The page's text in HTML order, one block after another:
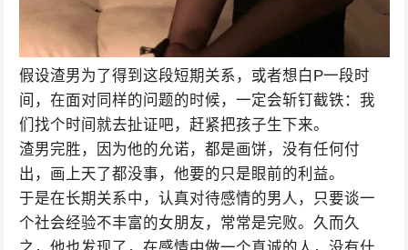
假设渣男为了得到这段短期关系，或者想白P一段时
间，在面对同样的问题的时候，一定会斩钉截铁：我
们找个时间就去扯证吧，赶紧把孩子生下来。
渣男完胜，因为他的允诺，都是画饼，没有任何付
出，画上天了都没事，他要的只是眼前的利益。
于是在长期关系中，认真对待感情的男人，只要谈一
个社会经验不丰富的女朋友，常常是完败。久而久